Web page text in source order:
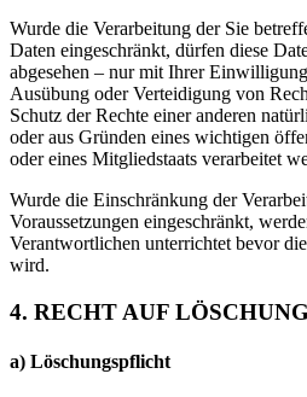
Wurde die Verarbeitung der Sie
Daten eingeschränkt, dürfen diese
abgesehen – nur mit Ihrer
Ausübung oder Verteidigung von
Schutz der Rechte einer anderen
oder aus Gründen eines wichtigen
oder eines Mitgliedstaats verarbeitet
Wurde die Einschränkung der
Voraussetzungen eingeschränkt,
Verantwortlichen unterrichtet bevor
wird.
4. RECHT AUF
a) Löschungspflicht